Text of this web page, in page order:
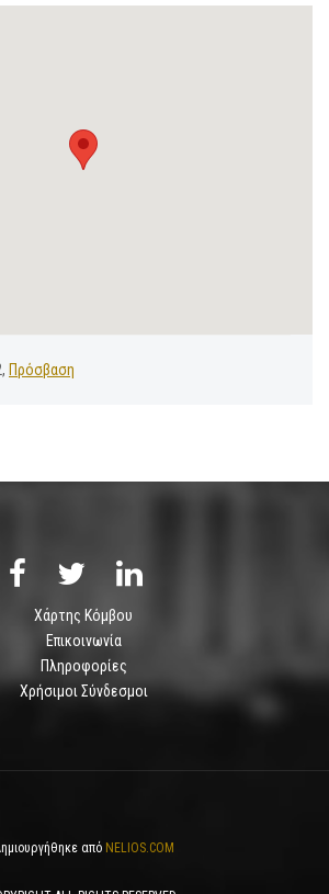
Πρόσβαση
Χάρτης Κόμβου
Επικοινωνία
Πληροφορίες
Χρήσιμοι Σύνδεσμοι
από NELIOS.COM